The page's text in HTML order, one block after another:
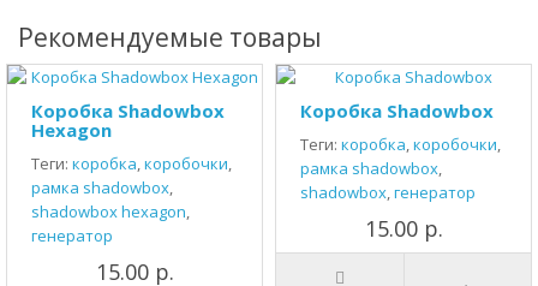
Рекомендуемые товары
Коробка Shadowbox
Hexagon
Теги: коробка,коробочки,
рамка shadowbox,
shadowbox hexagon,
генератор
15.00 р.
Коробка Shadowbox
Теги: коробка,коробочки,
рамка shadowbox,
shadowbox,генератор
15.00 р.